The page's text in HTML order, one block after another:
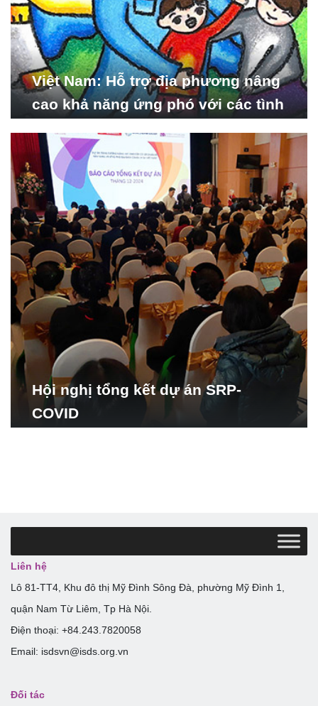
Việt Nam: Hỗ trợ địa phương nâng
cao khả năng ứng phó với các tình
Hội nghị tổng kết dự án SRP-
COVID
Liên hệ
Lô 81-TT4, Khu đô thị Mỹ Đình Sông Đà, phường Mỹ Đình 1,
quận Nam Từ Liêm, Tp Hà Nội.
Điện thoại: +84.243.7820058
Email: isdsvn@isds.org.vn
Đối tác